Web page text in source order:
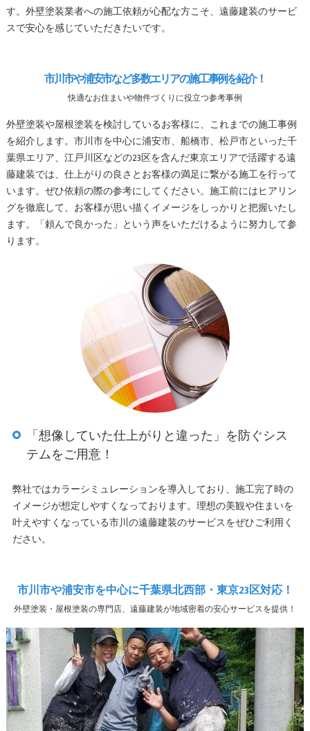
す。外壁塗装業者への施工依頼が心配な方こそ、遠藤建装のサービ
スで安心を感じていただきたいです。
市川市や浦安市など多数エリアの施工事例を紹介！
快適なお住まいや物件づくりに役立つ参考事例
外壁塗装や屋根塗装を検討しているお客様に、これまでの施工事例
を紹介します。市川市を中心に浦安市、船橋市、松戸市といった千
葉県エリア、江戸川区などの23区を含んだ東京エリアで活躍する遠
藤建装では、仕上がりの良さとお客様の満足に繋がる施工を行って
います。ぜひ依頼の際の参考にしてください。施工前にはヒアリン
グを徹底して、お客様が思い描くイメージをしっかりと把握いたし
ます。「頼んで良かった」という声をいただけるように努力して参
ります。
「想像していた仕上がりと違った」を防ぐシス
テムをご用意！
弊社ではカラーシミュレーションを導入しており、施工完了時の
イメージが想定しやすくなっております。理想の美観や住まいを
叶えやすくなっている市川の遠藤建装のサービスをぜひご利用く
ださい。
市川市や浦安市を中心に千葉県北西部・東京23区対応！
外壁塗装・屋根塗装の専門店、遠藤建装が地域密着の安心サービスを提供！